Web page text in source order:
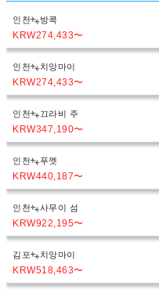
인천 방콕
KRW274,433〜
인천 치앙마이
KRW274,433〜
인천 끄라비 주
KRW347,190〜
인천 푸껫
KRW440,187〜
인천 사무이 섬
KRW922,195〜
김포 치앙마이
KRW518,463〜